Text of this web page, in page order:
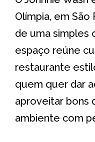
Olímpia, em
de uma simples
espaço reúne
restaurante
quem quer dar
aproveitar bons
ambiente com